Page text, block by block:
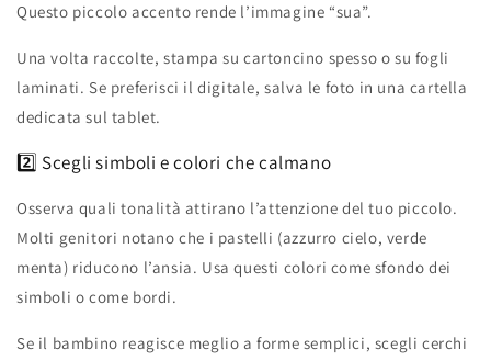
Questo piccolo accento rende l’immagine “sua”.
Una volta raccolte, stampa su cartoncino spesso o su fogli
laminati. Se preferisci il digitale, salva le foto in una cartella
dedicata sul tablet.
2️⃣ Scegli simboli e colori che calmano
Osserva quali tonalità attirano l’attenzione del tuo piccolo.
Molti genitori notano che i pastelli (azzurro cielo, verde
menta) riducono l’ansia. Usa questi colori come sfondo dei
simboli o come bordi.
Se il bambino reagisce meglio a forme semplici, scegli cerchi